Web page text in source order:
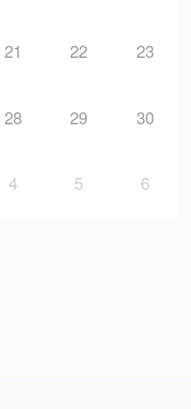
21 22 23
28 29 30
4 5 6